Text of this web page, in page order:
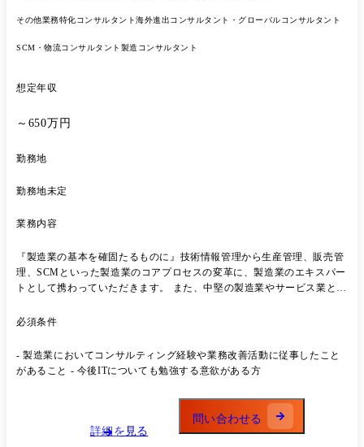
その他業務特化コンサルタント海外進出コンサルタント・グローバルコンサルタント
SCM・物流コンサルタント 製造コンサルタント
想定年収
～650万円
勤務地
勤務地未定
業務内容
『製造業の基本を確固たるものに』技術情報管理から生産管理、販売管
理、SCMといった製造業のコアプロセスの変革に、製造業のエキスパー
トとして携わっていただきます。 また、中堅の製造業やサービス業とい
本への進出支援といった、従来型の大手コンサルティング企業では対応
プの力を最大活用したご活躍を期待しています。
必須条件
- 製造業においてコンサルティング経験や業務改善活動に従事したこと
があること - 今後ITについても勉強する意欲がある方
詳細を見る
問い合わせる